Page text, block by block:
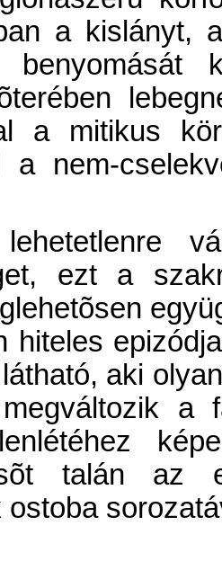
a kislányt,
a mitikus
a nem-
ezt a
hiteles
aki
megváltozik
talán az
ostoba